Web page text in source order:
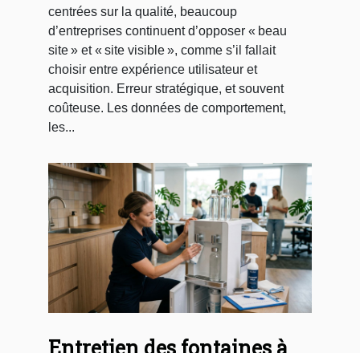
centrées sur la qualité, beaucoup
d’entreprises continuent d’opposer « beau
site » et « site visible », comme s’il fallait
choisir entre expérience utilisateur et
acquisition. Erreur stratégique, et souvent
coûteuse. Les données de comportement,
les...
Entretien des fontaines à